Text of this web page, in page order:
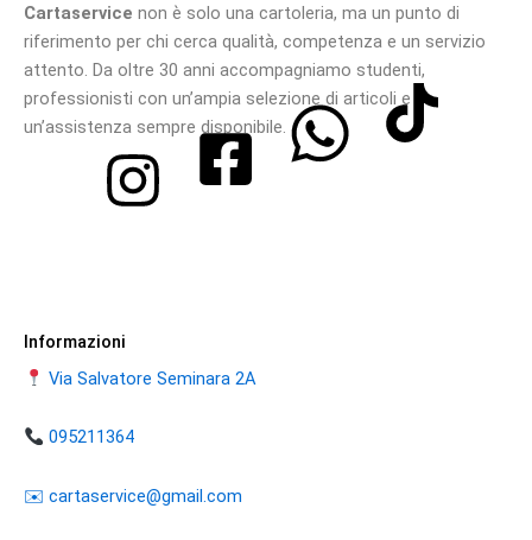
Cartaservice non è solo una cartoleria, ma un punto di
riferimento per chi cerca qualità, competenza e un servizio
attento. Da oltre 30 anni accompagniamo studenti,
professionisti con un’ampia selezione di articoli e
un’assistenza sempre disponibile.
Informazioni
Via Salvatore Seminara 2A
095211364
​​✉️ ​cartaservice@gmail.com